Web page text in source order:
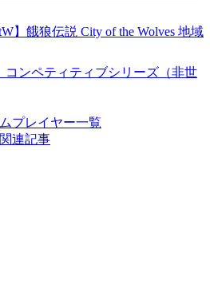
】餓狼伝説 City of the Wolves 地域
コンペティティブシリーズ（非世
プレイヤー一覧
連記事